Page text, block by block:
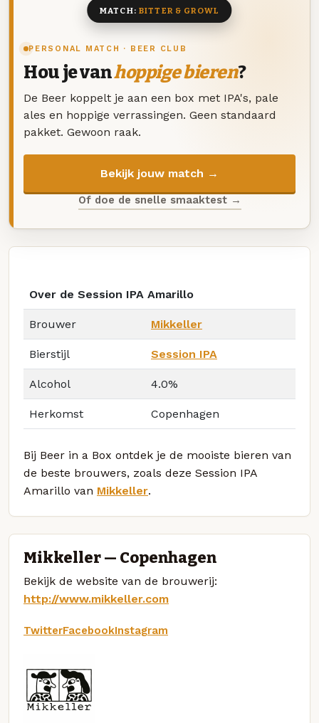
PERSONAL MATCH · BEER CLUB
Hou je vanhoppige bieren?
De Beer koppelt je aan een box met IPA's, pale
ales en hoppige verrassingen. Geen standaard
pakket. Gewoon raak.
Bekijk jouw match →
Of doe de snelle smaaktest →
MATCH: BITTER & GROWL
Over de Session IPA Amarillo
Brouwer Mikkeller
Bierstijl Session IPA
Alcohol 4.0%
Herkomst Copenhagen
Bij Beer in a Box ontdek je de mooiste bieren van
de beste brouwers, zoals deze Session IPA
Amarillo van Mikkeller.
Mikkeller — Copenhagen
Bekijk de website van de brouwerij:
http://www.mikkeller.com
TwitterFacebookInstagram